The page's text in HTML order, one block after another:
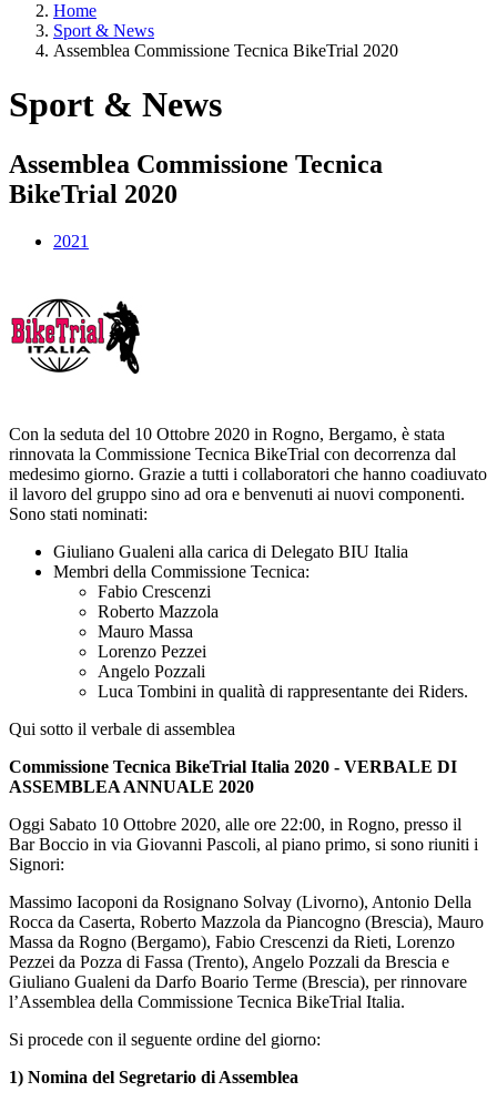
Home
Sport & News
Assemblea Commissione Tecnica BikeTrial 2020
Sport & News
Assemblea Commissione Tecnica
BikeTrial 2020
2021
Con la seduta del 10 Ottobre 2020 in Rogno, Bergamo, è stata
rinnovata la Commissione Tecnica BikeTrial con decorrenza dal
medesimo giorno. Grazie a tutti i collaboratori che hanno coadiuvato
il lavoro del gruppo sino ad ora e benvenuti ai nuovi componenti.
Sono stati nominati:
Giuliano Gualeni alla carica di Delegato BIU Italia
Membri della Commissione Tecnica:
Fabio Crescenzi
Roberto Mazzola
Mauro Massa
Lorenzo Pezzei
Angelo Pozzali
Luca Tombini in qualità di rappresentante dei Riders.
Qui sotto il verbale di assemblea
Commissione Tecnica BikeTrial Italia 2020 - VERBALE DI
ASSEMBLEA ANNUALE 2020
Oggi Sabato 10 Ottobre 2020, alle ore 22:00, in Rogno, presso il
Bar Boccio in via Giovanni Pascoli, al piano primo, si sono riuniti i
Signori:
Massimo Iacoponi da Rosignano Solvay (Livorno), Antonio Della
Rocca da Caserta, Roberto Mazzola da Piancogno (Brescia), Mauro
Massa da Rogno (Bergamo), Fabio Crescenzi da Rieti, Lorenzo
Pezzei da Pozza di Fassa (Trento), Angelo Pozzali da Brescia e
Giuliano Gualeni da Darfo Boario Terme (Brescia), per rinnovare
l’Assemblea della Commissione Tecnica BikeTrial Italia.
Si procede con il seguente ordine del giorno:
1) Nomina del Segretario di Assemblea